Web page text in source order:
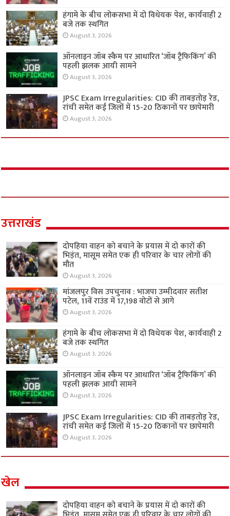
हंगामे के बीच लोकसभा में दो विधेयक पेश, कार्यवाही 2
बजे तक स्थगित
August 3, 2026
ऑनलाइन जॉब स्कैम पर आधारित ‘जॉब ट्रैफिकिंग’ की
पहली झलक आयी सामने
August 3, 2026
JPSC Exam Irregularities: CID की ताबड़तोड़ रेड,
रांची समेत कई जिलों में 15-20 ठिकानों पर छापेमारी
August 3, 2026
उत्तराखंड
दोपहिया वाहन को बचाने के प्रयास में दो कारों की
भिड़ंत, मासूम समेत एक ही परिवार के चार लोगों की
मौत
August 3, 2026
मांजलपुर विस उपचुनाव : भाजपा उम्मीदवार सतीश
पटेल, 11वें राउंड में 17,198 वोटों से आगे
August 3, 2026
हंगामे के बीच लोकसभा में दो विधेयक पेश, कार्यवाही 2
बजे तक स्थगित
August 3, 2026
ऑनलाइन जॉब स्कैम पर आधारित ‘जॉब ट्रैफिकिंग’ की
पहली झलक आयी सामने
August 3, 2026
JPSC Exam Irregularities: CID की ताबड़तोड़ रेड,
रांची समेत कई जिलों में 15-20 ठिकानों पर छापेमारी
August 3, 2026
खेल
दोपहिया वाहन को बचाने के प्रयास में दो कारों की